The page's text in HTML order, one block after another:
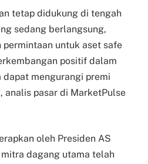
tetap didukung di tengah
sedang berlangsung,
untuk aset safe
positif dalam
dapat mengurangi premi
analis pasar di MarketPulse
oleh Presiden AS
dagang utama telah